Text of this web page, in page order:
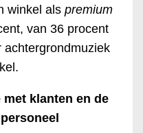
winkel als premium
van 36 procent
achtergrondmuziek
klanten en de